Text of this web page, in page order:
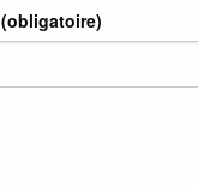
(obligatoire)